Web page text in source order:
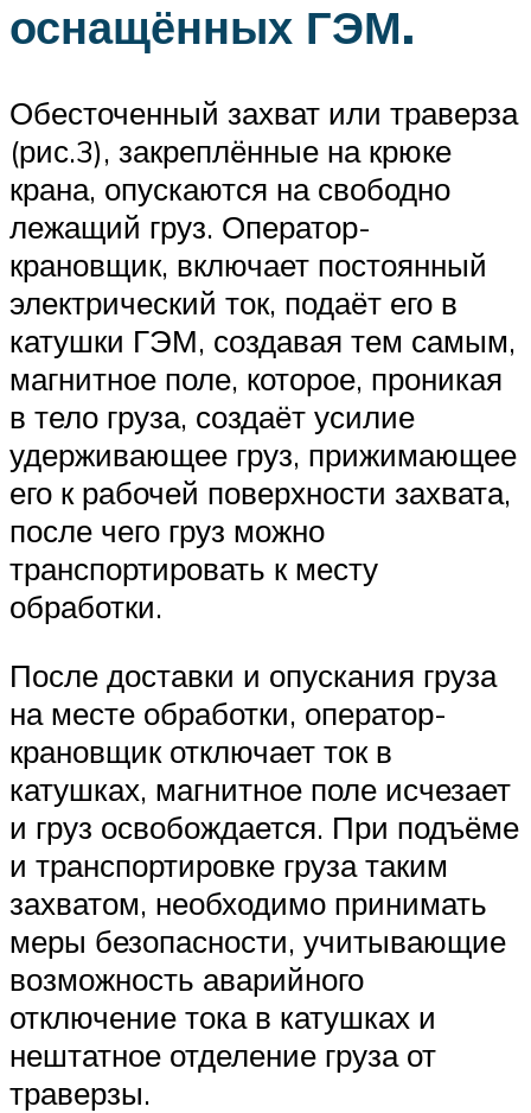
оснащённых ГЭМ.
Обесточенный захват или траверза
(рис.3), закреплённые на крюке
крана, опускаются на свободно
лежащий груз. Оператор-
крановщик, включает постоянный
электрический ток, подаёт его в
катушки ГЭМ, создавая тем самым,
магнитное поле, которое, проникая
в тело груза, создаёт усилие
удерживающее груз, прижимающее
его к рабочей поверхности захвата,
после чего груз можно
транспортировать к месту
обработки.
После доставки и опускания груза
на месте обработки, оператор-
крановщик отключает ток в
катушках, магнитное поле исчезает
и груз освобождается. При подъёме
и транспортировке груза таким
захватом, необходимо принимать
меры безопасности, учитывающие
возможность аварийного
отключение тока в катушках и
нештатное отделение груза от
траверзы.